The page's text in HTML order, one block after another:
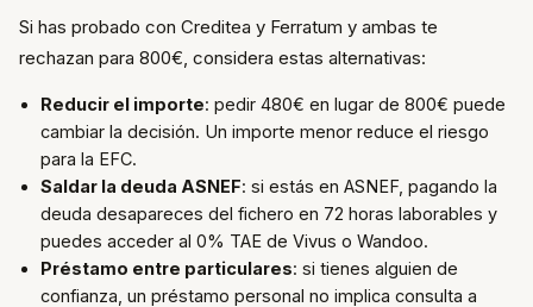
Si has probado con Creditea y Ferratum y ambas te
rechazan para 800€, considera estas alternativas:
Reducir el importe: pedir 480€ en lugar de 800€ puede
cambiar la decisión. Un importe menor reduce el riesgo
para la EFC.
Saldar la deuda ASNEF: si estás en ASNEF, pagando la
deuda desapareces del fichero en 72 horas laborables y
puedes acceder al 0% TAE de Vivus o Wandoo.
Préstamo entre particulares: si tienes alguien de
confianza, un préstamo personal no implica consulta a